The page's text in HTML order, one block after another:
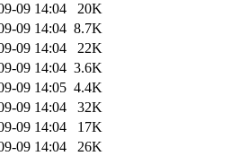
09 14:04
20K
09 14:04 8.7K
09 14:04
22K
09 14:04 3.6K
09 14:05 4.4K
09 14:04
32K
09 14:04
17K
09 14:04
26K